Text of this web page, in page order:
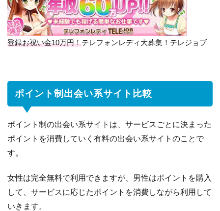
ト
制
出
会
イ
較
1.1 ハッ
ル
（人
気・
登録お祝い金10万円！テレフォンレディ大募集！テレジョブ
ポイント制出会い系サイト比較
ポイント制の出会い系サイトは、サービスごとに決まった
ポイントを消費していく有料の出会い系サイトのことで
す。
女性は完全無料で利用できますが、男性はポイントを購入
して、サービスに応じたポイントを消費しながら利用して
いきます。